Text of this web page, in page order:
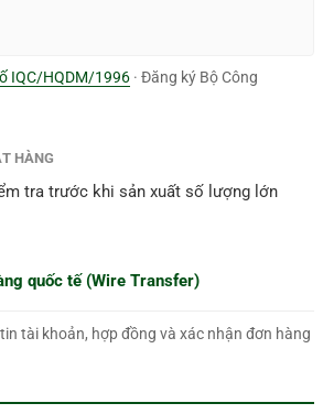
IQC/HQDM/1996 · Đăng ký Bộ Công
HÀNG
tra trước khi sản xuất số lượng lớn
quốc tế (Wire Transfer)
tài khoản, hợp đồng và xác nhận đơn hàng